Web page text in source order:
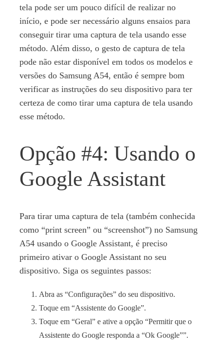
tela pode ser um pouco difícil de realizar no
início, e pode ser necessário alguns ensaios para
conseguir tirar uma captura de tela usando esse
método. Além disso, o gesto de captura de tela
pode não estar disponível em todos os modelos e
versões do Samsung A54, então é sempre bom
verificar as instruções do seu dispositivo para ter
certeza de como tirar uma captura de tela usando
esse método.
Opção #4: Usando o
Google Assistant
Para tirar uma captura de tela (também conhecida
como “print screen” ou “screenshot”) no Samsung
A54 usando o Google Assistant, é preciso
primeiro ativar o Google Assistant no seu
dispositivo. Siga os seguintes passos:
Abra as “Configurações” do seu dispositivo.
Toque em “Assistente do Google”.
Toque em “Geral” e ative a opção “Permitir que o
Assistente do Google responda a “Ok Google””.